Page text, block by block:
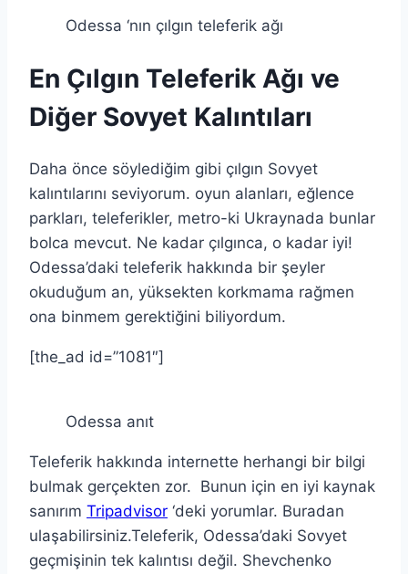
Odessa ‘nın çılgın teleferik ağı
En Çılgın Teleferik Ağı ve
Diğer Sovyet Kalıntıları
Daha önce söylediğim gibi çılgın Sovyet
kalıntılarını seviyorum. oyun alanları, eğlence
parkları, teleferikler, metro-ki Ukraynada bunlar
bolca mevcut. Ne kadar çılgınca, o kadar iyi!
Odessa’daki teleferik hakkında bir şeyler
okuduğum an, yüksekten korkmama rağmen
ona binmem gerektiğini biliyordum.
[the_ad id=”1081″]
Odessa anıt
Teleferik hakkında internette herhangi bir bilgi
bulmak gerçekten zor. Bunun için en iyi kaynak
sanırım Tripadvisor ‘deki yorumlar. Buradan
ulaşabilirsiniz.Teleferik, Odessa’daki Sovyet
geçmişinin tek kalıntısı değil. Shevchenko